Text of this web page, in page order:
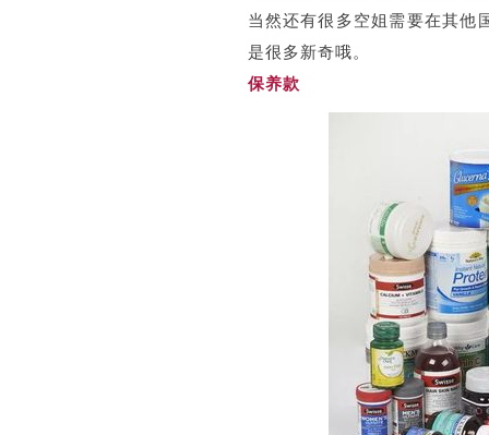
当然还有很多空姐需要在其他
是很多新奇哦。
保养款